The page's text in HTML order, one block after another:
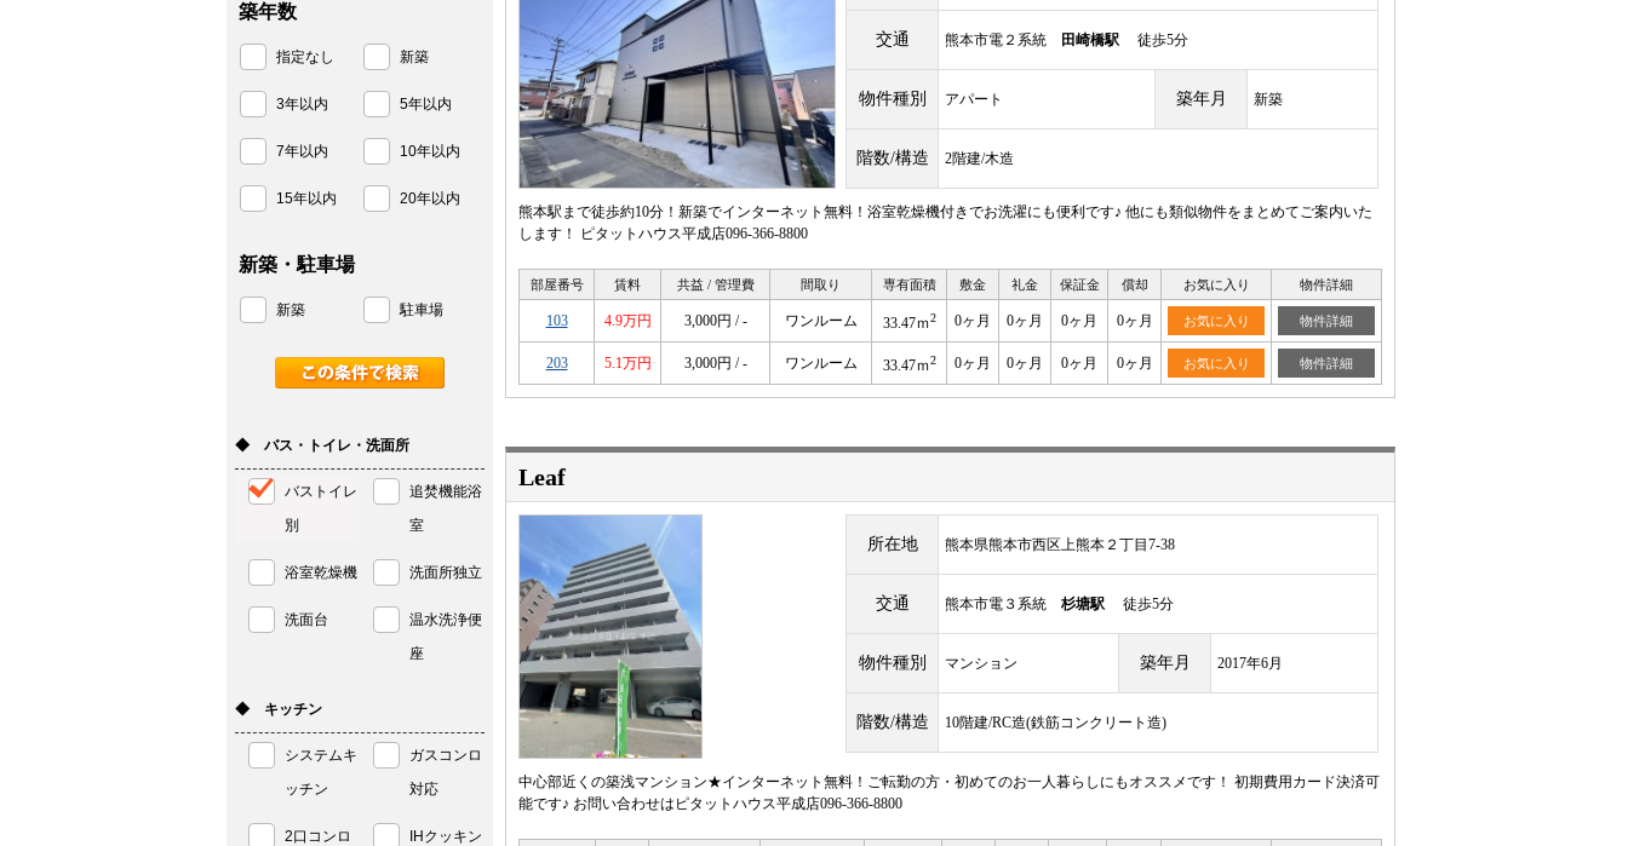
交通 熊本市電２系統 田崎橋駅 徒歩5分
物件種別 アパート 築年月 新築
階数/構造 2階建/木造
熊本駅まで徒歩約10分！新築でインターネット無料！浴室乾燥機付きでお洗濯にも便利です♪ 他にも類似物件をまとめてご案内いた
します！ ピタットハウス平成店096-366-8800
部屋番号 賃料 共益 / 管理費 間取り 専有面積 敷金 礼金 保証金 償却 お気に入り 物件詳細
103 4.9万円 3,000円 / - ワンルーム 33.47ｍ2 0ヶ月 0ヶ月 0ヶ月 0ヶ月 お気に入り 物件詳細
203 5.1万円 3,000円 / - ワンルーム 33.47ｍ2 0ヶ月 0ヶ月 0ヶ月 0ヶ月 お気に入り 物件詳細
Leaf
所在地 熊本県熊本市西区上熊本２丁目7-38
交通 熊本市電３系統 杉塘駅 徒歩5分
物件種別 マンション 築年月 2017年6月
階数/構造 10階建/RC造(鉄筋コンクリート造)
中心部近くの築浅マンション★インターネット無料！ご転勤の方・初めてのお一人暮らしにもオススメです！ 初期費用カード決済可
能です♪ お問い合わせはピタットハウス平成店096-366-8800
築年数
指定なし 新築
3年以内 5年以内
7年以内 10年以内
15年以内 20年以内
新築・駐車場
新築 駐車場
◆ バス・トイレ・洗面所
バストイレ
別
追焚機能浴
室
浴室乾燥機 洗面所独立
洗面台
温水洗浄便
座
◆ キッチン
システムキ
ッチン
ガスコンロ
対応
2口コンロ
IHクッキン